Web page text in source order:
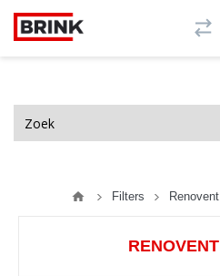
Filters Renovent